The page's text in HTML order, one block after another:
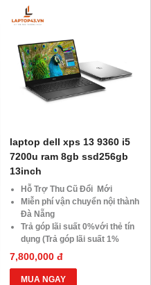
Giá 500.000đ
laptop dell xps 13 9360 i5
7200u ram 8gb ssd256gb
13inch
Hỗ Trợ Thu Cũ Đổi Mới
Miễn phí vận chuyển nội thành
Đà Nẵng
Trả góp lãi suất 0%với thẻ tín
dụng (Trả góp lãi suất 1%
HDsaison - chỉ cần CMND
BLX hoặc hộ khẩu gốc )
Giảm 20%khi nâng cấp Ram-
7,800,000 đ
MUA NGAY